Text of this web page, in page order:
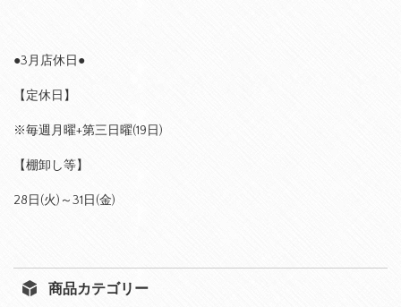
●3月店休日●
【定休日】
※毎週月曜+第三日曜(19日)
【棚卸し等】
28日(火)～31日(金)
商品カテゴリー